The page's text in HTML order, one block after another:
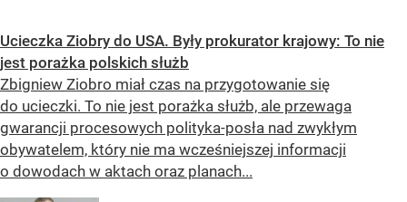
Ucieczka Ziobry do USA. Były prokurator krajowy: To nie
jest porażka polskich służb
Zbigniew Ziobro miał czas na przygotowanie się
do ucieczki. To nie jest porażka służb, ale przewaga
gwarancji procesowych polityka-posła nad zwykłym
obywatelem, który nie ma wcześniejszej informacji
o dowodach w aktach oraz planach...